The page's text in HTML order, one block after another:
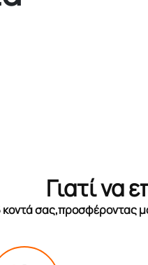
Γιατί να
κοντά σας,προσφέροντας